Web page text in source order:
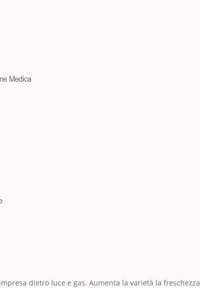
Medica
dietro luce e gas. Aumenta la varietà la freschezza